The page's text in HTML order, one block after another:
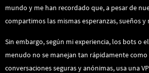
mundo y me han recordado que, a pesar de
compartimos las mismas esperanzas, sueños y
Sin embargo, según mi experiencia, los bots o
menudo no se manejan tan rápidamente como
conversaciones seguras y anónimas, usa una